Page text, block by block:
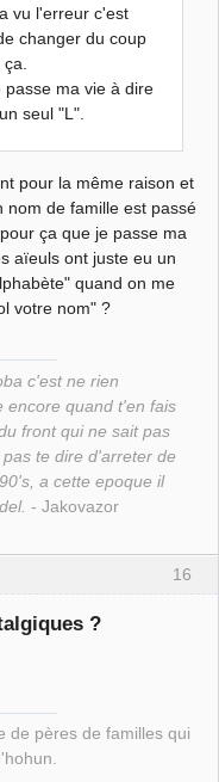
vu l'erreur c'est
changer du coup
ça.
ma vie à dire
seul "L".
pour la même raison et
nom de famille est passé
ça que je passe ma
aïeuls ont juste eu un
quand on me
votre nom" ?
c'est ne rien
encore quand t'en fais
front qui ne sait pas
te dire d'arreter de
a cette epoque il
- Jakovazor
16
?
de pères de familles qui